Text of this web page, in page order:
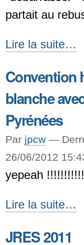
partait au
Nouveau
mais
quel
joujou
Lire la suite…
Convention
blanche
Pyrénées
Par jpcw—
26/06/2012
yepeah
Convention
salle
Lire la suite…
JRES 2011